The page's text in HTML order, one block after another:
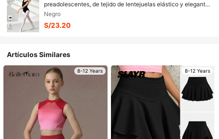
preadolescentes, de tejido de lentejuelas elástico y elegante,
sin espalda, color negro para verano y otoño
Negro
S/23.20
Artículos Similares
8-12 Years 8-12 Years